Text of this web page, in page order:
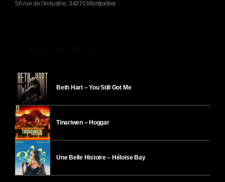
56 rue de l'industrie, 34070 Montpellier
Beth Hart – You Still Got Me
Tinariwen – Hoggar
Une Belle Histoire – Héloïse Bay